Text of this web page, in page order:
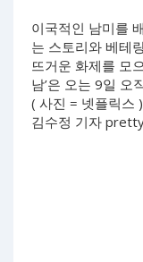
이국적인 남미를
는 스토리와 베테
뜨거운 화제를 모
남’은 오는 9일 오
( 사진 = 넷플릭스 )
김수정 기자